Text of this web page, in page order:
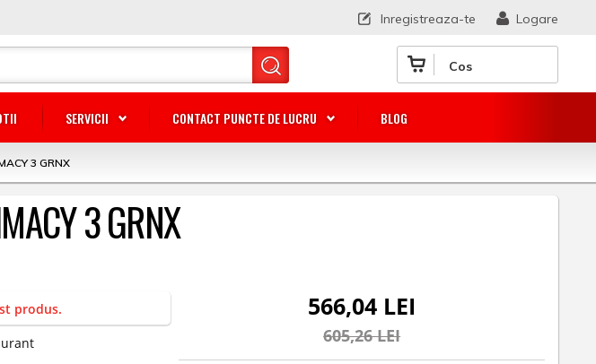
Cos
SERVICII CONTACT PUNCTE DE LUCRU BLOG
Logare
Inregistreaza-te
3 GRNX
3 GRNX
produs. 566,04 LEI
605,26 LEI